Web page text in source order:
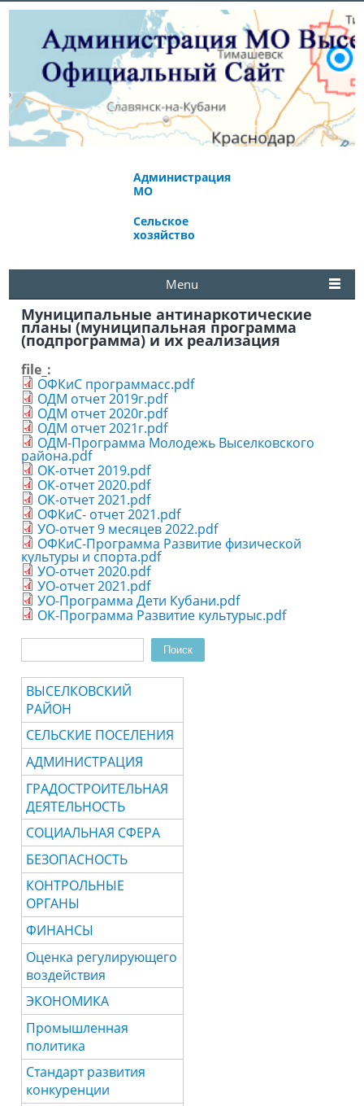
Администрация
МО
Сельское
хозяйство
Menu
Муниципальные антинаркотические
планы (муниципальная программа
(подпрограмма) и их реализация
file_:
ОФКиС программаcc.pdf
ОДМ отчет 2019г.pdf
ОДМ отчет 2020г.pdf
ОДМ отчет 2021г.pdf
ОДМ-Программа Молодежь Выселковского
района.pdf
ОК-отчет 2019.pdf
ОК-отчет 2020.pdf
ОК-отчет 2021.pdf
ОФКиС- отчет 2021.pdf
УО-отчет 9 месяцев 2022.pdf
ОФКиС-Программа Развитие физической
культуры и спорта.pdf
УО-отчет 2020.pdf
УО-отчет 2021.pdf
УО-Программа Дети Кубани.pdf
ОК-Программа Развитие культурыc.pdf
Поиск
ВЫСЕЛКОВСКИЙ
РАЙОН
СЕЛЬСКИЕ ПОСЕЛЕНИЯ
АДМИНИСТРАЦИЯ
ГРАДОСТРОИТЕЛЬНАЯ
ДЕЯТЕЛЬНОСТЬ
СОЦИАЛЬНАЯ СФЕРА
БЕЗОПАСНОСТЬ
КОНТРОЛЬНЫЕ
ОРГАНЫ
ФИНАНСЫ
Оценка регулирующего
воздействия
ЭКОНОМИКА
Промышленная
политика
Стандарт развития
конкуренции